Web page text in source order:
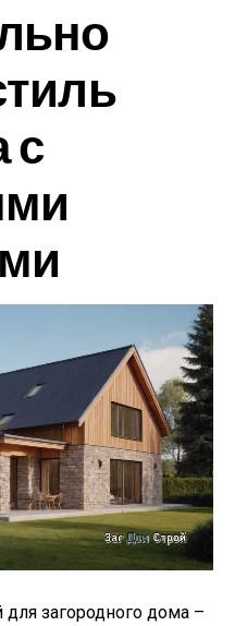
с
загородного дома –